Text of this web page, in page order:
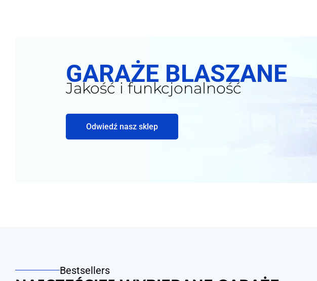
GARAŻE BLASZANE
Jakość i funkcjonalność
Odwiedź nasz sklep
Bestsellers